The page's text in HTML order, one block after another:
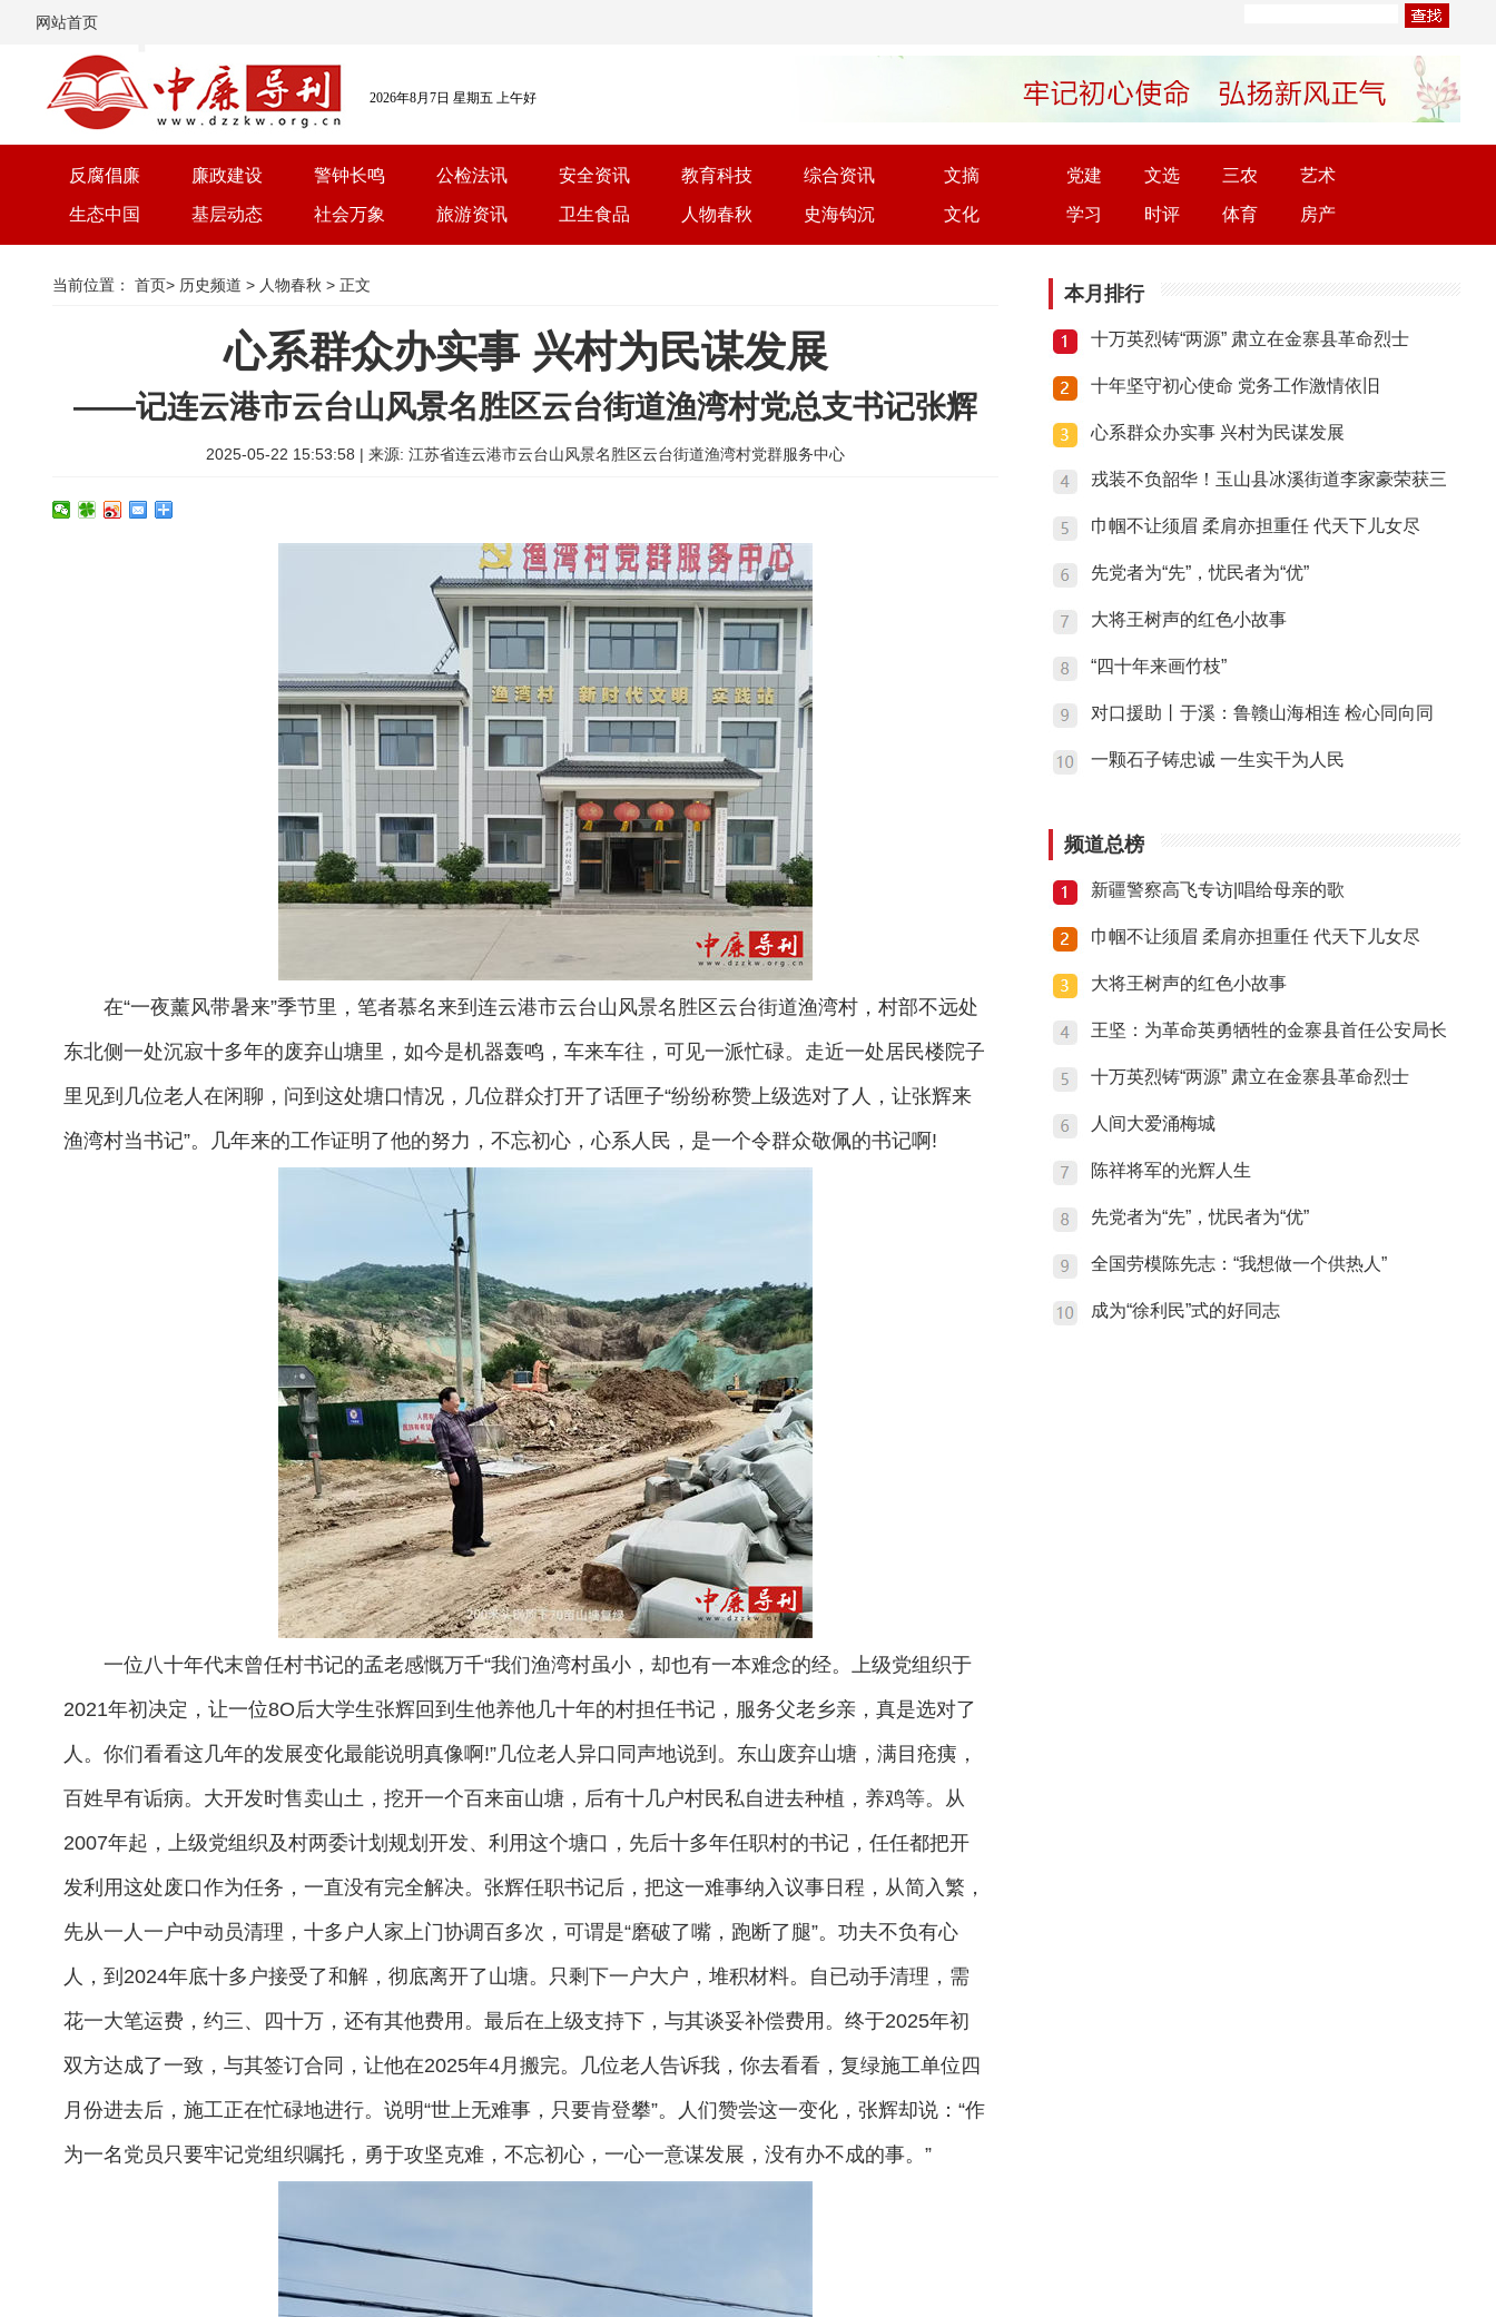
网站首页
2026年8月7日 星期五 上午好
反腐倡廉 廉政建设 警钟长鸣 公检法讯 安全资讯 教育科技 综合资讯 文摘
生态中国 基层动态 社会万象 旅游资讯 卫生食品 人物春秋 史海钩沉 文化
党建 文选 三农 艺术
学习 时评 体育 房产
当前位置： 首页> 历史频道 > 人物春秋 > 正文
心系群众办实事 兴村为民谋发展
——记连云港市云台山风景名胜区云台街道渔湾村党总支书记张辉
2025-05-22 15:53:58 | 来源: 江苏省连云港市云台山风景名胜区云台街道渔湾村党群服务中心
在“一夜薰风带暑来”季节里，笔者慕名来到连云港市云台山风景名胜区云台街道渔湾村，村部不远处
东北侧一处沉寂十多年的废弃山塘里，如今是机器轰鸣，车来车往，可见一派忙碌。走近一处居民楼院子
里见到几位老人在闲聊，问到这处塘口情况，几位群众打开了话匣子“纷纷称赞上级选对了人，让张辉来
渔湾村当书记”。几年来的工作证明了他的努力，不忘初心，心系人民，是一个令群众敬佩的书记啊!
一位八十年代末曾任村书记的孟老感慨万千“我们渔湾村虽小，却也有一本难念的经。上级党组织于
2021年初决定，让一位8O后大学生张辉回到生他养他几十年的村担任书记，服务父老乡亲，真是选对了
人。你们看看这几年的发展变化最能说明真像啊!”几位老人异口同声地说到。东山废弃山塘，满目疮痍，
百姓早有诟病。大开发时售卖山土，挖开一个百来亩山塘，后有十几户村民私自进去种植，养鸡等。从
2007年起，上级党组织及村两委计划规划开发、利用这个塘口，先后十多年任职村的书记，任任都把开
发利用这处废口作为任务，一直没有完全解决。张辉任职书记后，把这一难事纳入议事日程，从简入繁，
先从一人一户中动员清理，十多户人家上门协调百多次，可谓是“磨破了嘴，跑断了腿”。功夫不负有心
人，到2024年底十多户接受了和解，彻底离开了山塘。只剩下一户大户，堆积材料。自已动手清理，需
花一大笔运费，约三、四十万，还有其他费用。最后在上级支持下，与其谈妥补偿费用。终于2025年初
双方达成了一致，与其签订合同，让他在2025年4月搬完。几位老人告诉我，你去看看，复绿施工单位四
月份进去后，施工正在忙碌地进行。说明“世上无难事，只要肯登攀”。人们赞尝这一变化，张辉却说：“作
为一名党员只要牢记党组织嘱托，勇于攻坚克难，不忘初心，一心一意谋发展，没有办不成的事。”
本月排行
十万英烈铸“两源” 肃立在金寨县革命烈士
十年坚守初心使命 党务工作激情依旧
心系群众办实事 兴村为民谋发展
戎装不负韶华！玉山县冰溪街道李家豪荣获三
巾帼不让须眉 柔肩亦担重任 代天下儿女尽
先党者为“先”，忧民者为“优”
大将王树声的红色小故事
“四十年来画竹枝”
对口援助丨于溪：鲁赣山海相连 检心同向同
一颗石子铸忠诚 一生实干为人民
频道总榜
新疆警察高飞专访|唱给母亲的歌
巾帼不让须眉 柔肩亦担重任 代天下儿女尽
大将王树声的红色小故事
王坚：为革命英勇牺牲的金寨县首任公安局长
十万英烈铸“两源” 肃立在金寨县革命烈士
人间大爱涌梅城
陈祥将军的光辉人生
先党者为“先”，忧民者为“优”
全国劳模陈先志：“我想做一个供热人”
成为“徐利民”式的好同志